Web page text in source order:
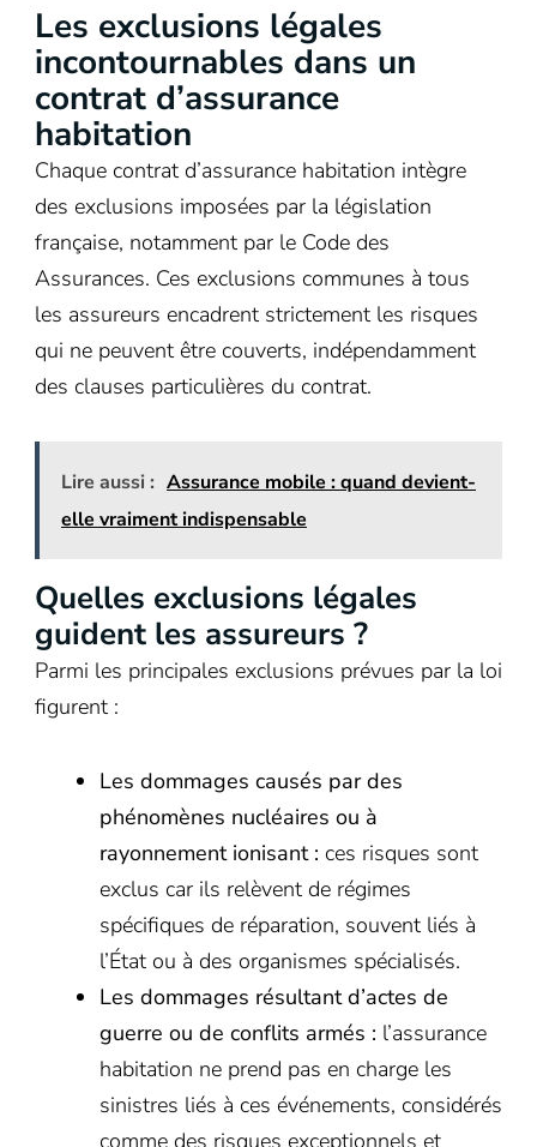
Les exclusions légales
incontournables dans un
contrat d’assurance
habitation
Chaque contrat d’assurance habitation intègre
des exclusions imposées par la législation
française, notamment par le Code des
Assurances. Ces exclusions communes à tous
les assureurs encadrent strictement les risques
qui ne peuvent être couverts, indépendamment
des clauses particulières du contrat.
Lire aussi : Assurance mobile : quand devient-
elle vraiment indispensable
Quelles exclusions légales
guident les assureurs ?
Parmi les principales exclusions prévues par la loi
figurent :
Les dommages causés par des
phénomènes nucléaires ou à
rayonnement ionisant : ces risques sont
exclus car ils relèvent de régimes
spécifiques de réparation, souvent liés à
l’État ou à des organismes spécialisés.
Les dommages résultant d’actes de
guerre ou de conflits armés : l’assurance
habitation ne prend pas en charge les
sinistres liés à ces événements, considérés
comme des risques exceptionnels et